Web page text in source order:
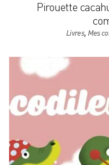
Pirouette
Livres, Mes